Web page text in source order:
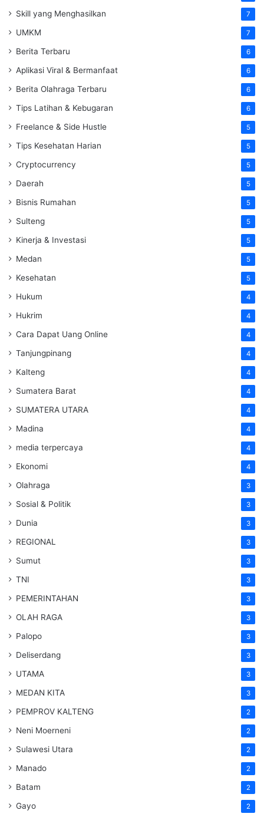
Skill yang Menghasilkan 7
UMKM 7
Berita Terbaru 6
Aplikasi Viral & Bermanfaat 6
Berita Olahraga Terbaru 6
Tips Latihan & Kebugaran 6
Freelance & Side Hustle 5
Tips Kesehatan Harian 5
Cryptocurrency 5
Daerah 5
Bisnis Rumahan 5
Sulteng 5
Kinerja & Investasi 5
Medan 5
Kesehatan 5
Hukum 4
Hukrim 4
Cara Dapat Uang Online 4
Tanjungpinang 4
Kalteng 4
Sumatera Barat 4
SUMATERA UTARA 4
Madina 4
media terpercaya 4
Ekonomi 4
Olahraga 3
Sosial & Politik 3
Dunia 3
REGIONAL 3
Sumut 3
TNI 3
PEMERINTAHAN 3
OLAH RAGA 3
Palopo 3
Deliserdang 3
UTAMA 3
MEDAN KITA 3
PEMPROV KALTENG 2
Neni Moerneni 2
Sulawesi Utara 2
Manado 2
Batam 2
Gayo 2